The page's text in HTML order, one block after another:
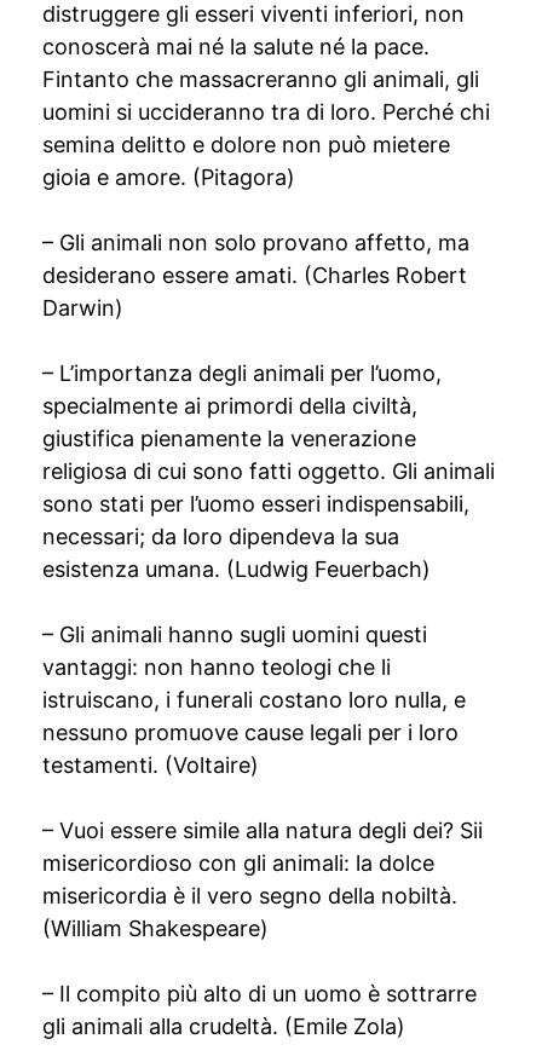
distruggere gli esseri viventi inferiori, non
conoscerà mai né la salute né la pace.
Fintanto che massacreranno gli animali, gli
uomini si uccideranno tra di loro. Perché chi
semina delitto e dolore non può mietere
gioia e amore. (Pitagora)
– Gli animali non solo provano affetto, ma
desiderano essere amati. (Charles Robert
Darwin)
– L’importanza degli animali per l’uomo,
specialmente ai primordi della civiltà,
giustifica pienamente la venerazione
religiosa di cui sono fatti oggetto. Gli animali
sono stati per l’uomo esseri indispensabili,
necessari; da loro dipendeva la sua
esistenza umana. (Ludwig Feuerbach)
– Gli animali hanno sugli uomini questi
vantaggi: non hanno teologi che li
istruiscano, i funerali costano loro nulla, e
nessuno promuove cause legali per i loro
testamenti. (Voltaire)
– Vuoi essere simile alla natura degli dei? Sii
misericordioso con gli animali: la dolce
misericordia è il vero segno della nobiltà.
(William Shakespeare)
– Il compito più alto di un uomo è sottrarre
gli animali alla crudeltà. (Emile Zola)